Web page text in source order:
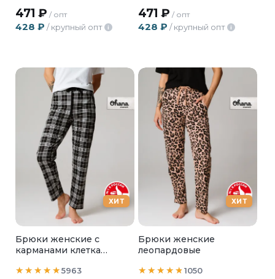
471 ₽ / опт
428 ₽ / крупный опт i
471 ₽ / опт
428 ₽ / крупный опт i
ХИТ
Брюки женские с
карманами клетка
5963
ХИТ
Брюки женские
леопардовые
1050